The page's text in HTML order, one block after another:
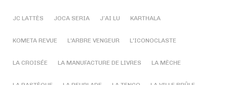
JC LATTÈS JOCA SERIA J’AI LU KARTHALA
KOMETA REVUE L'ARBRE VENGEUR L'ICONOCLASTE
LA CROISÉE LA MANUFACTURE DE LIVRES LA MÈCHE